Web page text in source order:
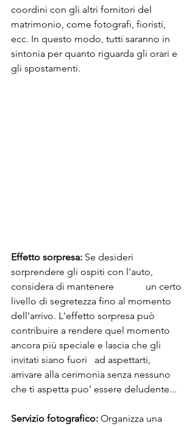
coordini con gli altri fornitori del
matrimonio, come fotografi, fioristi,
ecc. In questo modo, tutti saranno in
sintonia per quanto riguarda gli orari e
gli spostamenti.
Effetto sorpresa: Se desideri
sorprendere gli ospiti con l'auto,
considera di mantenere             un certo
livello di segretezza fino al momento
dell'arrivo. L'effetto sorpresa può
contribuire a rendere quel momento
ancora più speciale e lascia che gli
invitati siano fuori   ad aspettarti,
arrivare alla cerimonia senza nessuno
che ti aspetta puo' essere deludente...
Servizio fotografico: Organizza una